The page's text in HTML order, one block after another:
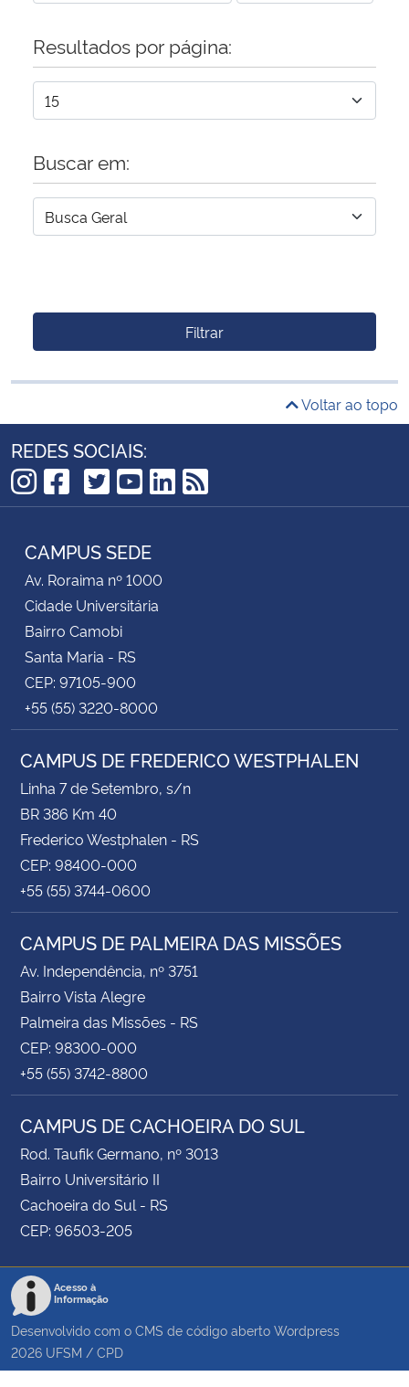
Resultados por página:
Buscar em:
Filtrar
Voltar ao topo
REDES SOCIAIS:
Instagram
Facebook
TikTok
Twitter
YouTube
LinkedIn
RSS
CAMPUS SEDE
Av. Roraima nº 1000
Cidade Universitária
Bairro Camobi
Santa Maria - RS
CEP: 97105-900
+55 (55) 3220-8000
CAMPUS DE FREDERICO WESTPHALEN
Linha 7 de Setembro, s/n
BR 386 Km 40
Frederico Westphalen - RS
CEP: 98400-000
+55 (55) 3744-0600
CAMPUS DE PALMEIRA DAS MISSÕES
Av. Independência, nº 3751
Bairro Vista Alegre
Palmeira das Missões - RS
CEP: 98300-000
+55 (55) 3742-8800
CAMPUS DE CACHOEIRA DO SUL
Rod. Taufik Germano, nº 3013
Bairro Universitário II
Cachoeira do Sul - RS
CEP: 96503-205
Acesso à
Informação
Desenvolvido com o CMS de código aberto Wordpress
2026 UFSM / CPD